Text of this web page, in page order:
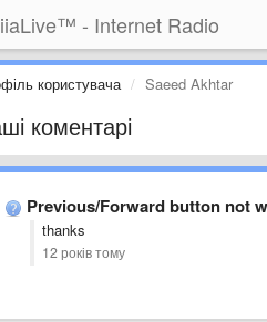
- Internet Radio
користувача Saeed Akhtar
коментарі
Previous/Forward button not
thanks
12 років тому